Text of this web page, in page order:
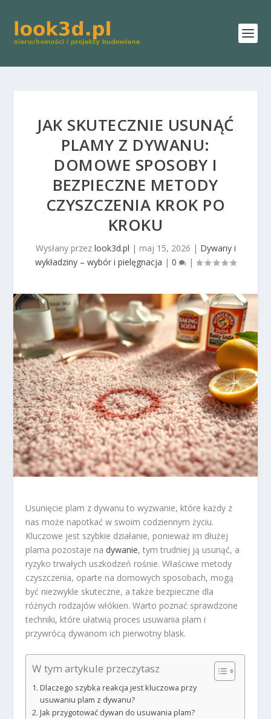
JAK SKUTECZNIE USUNĄĆ
PLAMY Z DYWANU:
DOMOWE SPOSOBY I
BEZPIECZNE METODY
CZYSZCZENIA KROK PO
KROKU
Wysłany przez look3d.pl | maj 15, 2026 | Dywany i
wykładziny – wybór i pielęgnacja | 0 |
Usunięcie plam z dywanu to wyzwanie, które każdy z
nas może napotkać w swoim codziennym życiu.
Kluczowe jest szybkie działanie, ponieważ im dłużej
plama pozostaje na dywanie, tym trudniej ją usunąć, a
ryzyko trwałych uszkodzeń rośnie. Właściwe metody
czyszczenia, oparte na domowych sposobach, mogą
być niezwykle skuteczne, a także bezpieczne dla
różnych rodzajów włókien. Warto poznać sprawdzone
techniki, które ułatwią proces usuwania plam i
przywrócą dywanom ich pierwotny blask.
W tym artykule przeczytasz
Dlaczego szybka reakcja jest kluczowa przy
usuwaniu plam z dywanu?
Jak przygotować dywan do usuwania plam?